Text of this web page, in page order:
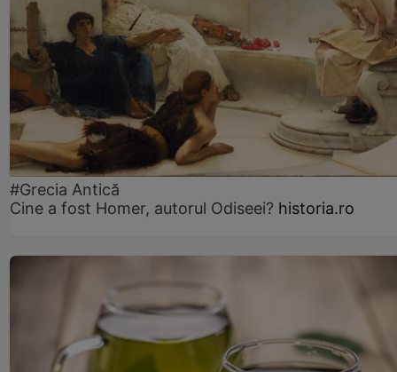
#Grecia Antică
Cine a fost Homer, autorul Odiseei? historia.ro